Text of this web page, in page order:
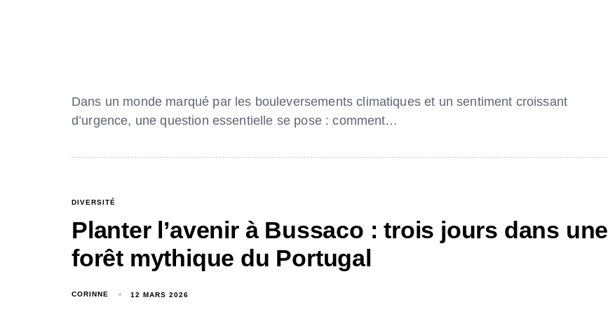
Dans un monde marqué par les bouleversements climatiques et un sentiment croissant
d’urgence, une question essentielle se pose : comment…
DIVERSITÉ
Planter l’avenir à Bussaco : trois jours dans une
forêt mythique du Portugal
CORINNE 12 MARS 2026